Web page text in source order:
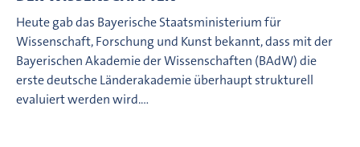
Heute gab das Bayerische Staatsministerium für
Wissenschaft, Forschung und Kunst bekannt, dass mit der
Bayerischen Akademie der Wissenschaften (BAdW) die
erste deutsche Länderakademie überhaupt strukturell
evaluiert werden wird.…